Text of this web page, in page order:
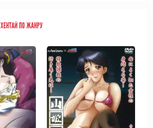
ХЕНТАЙ ПО ЖАНРУ